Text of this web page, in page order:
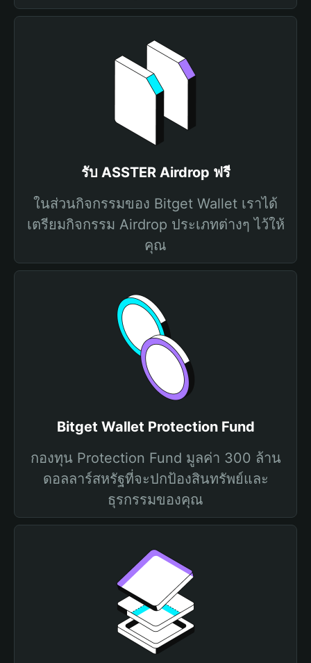
รับ ASSTER Airdrop ฟรี
ในส่วนกิจกรรมของ Bitget Wallet เราได้
เตรียมกิจกรรม Airdrop ประเภทต่างๆ ไว้ให้
คุณ
Bitget Wallet Protection Fund
กองทุน Protection Fund มูลค่า 300 ล้าน
ดอลลาร์สหรัฐที่จะปกป้องสินทรัพย์และ
ธุรกรรมของคุณ